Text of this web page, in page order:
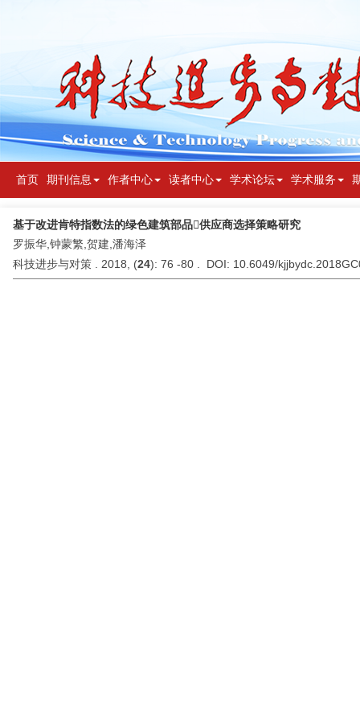
首页 期刊信息 作者中心 读者中心 学术论坛 学术服务
基于改进肯特指数法的绿色建筑部品供应商选择策略研究
罗振华,钟蒙繁,贺建,潘海泽
科技进步与对策 . 2018, (24): 76 -80 . DOI: 10.6049/